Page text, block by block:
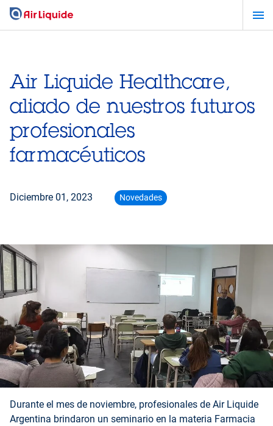
Pasar
Air Liquide Healthcare,
aliado de nuestros futuros
profesionales
farmacéuticos
Diciembre 01, 2023 Novedades
Durante el mes de noviembre, profesionales de Air Liquide
Argentina brindaron un seminario en la materia Farmacia